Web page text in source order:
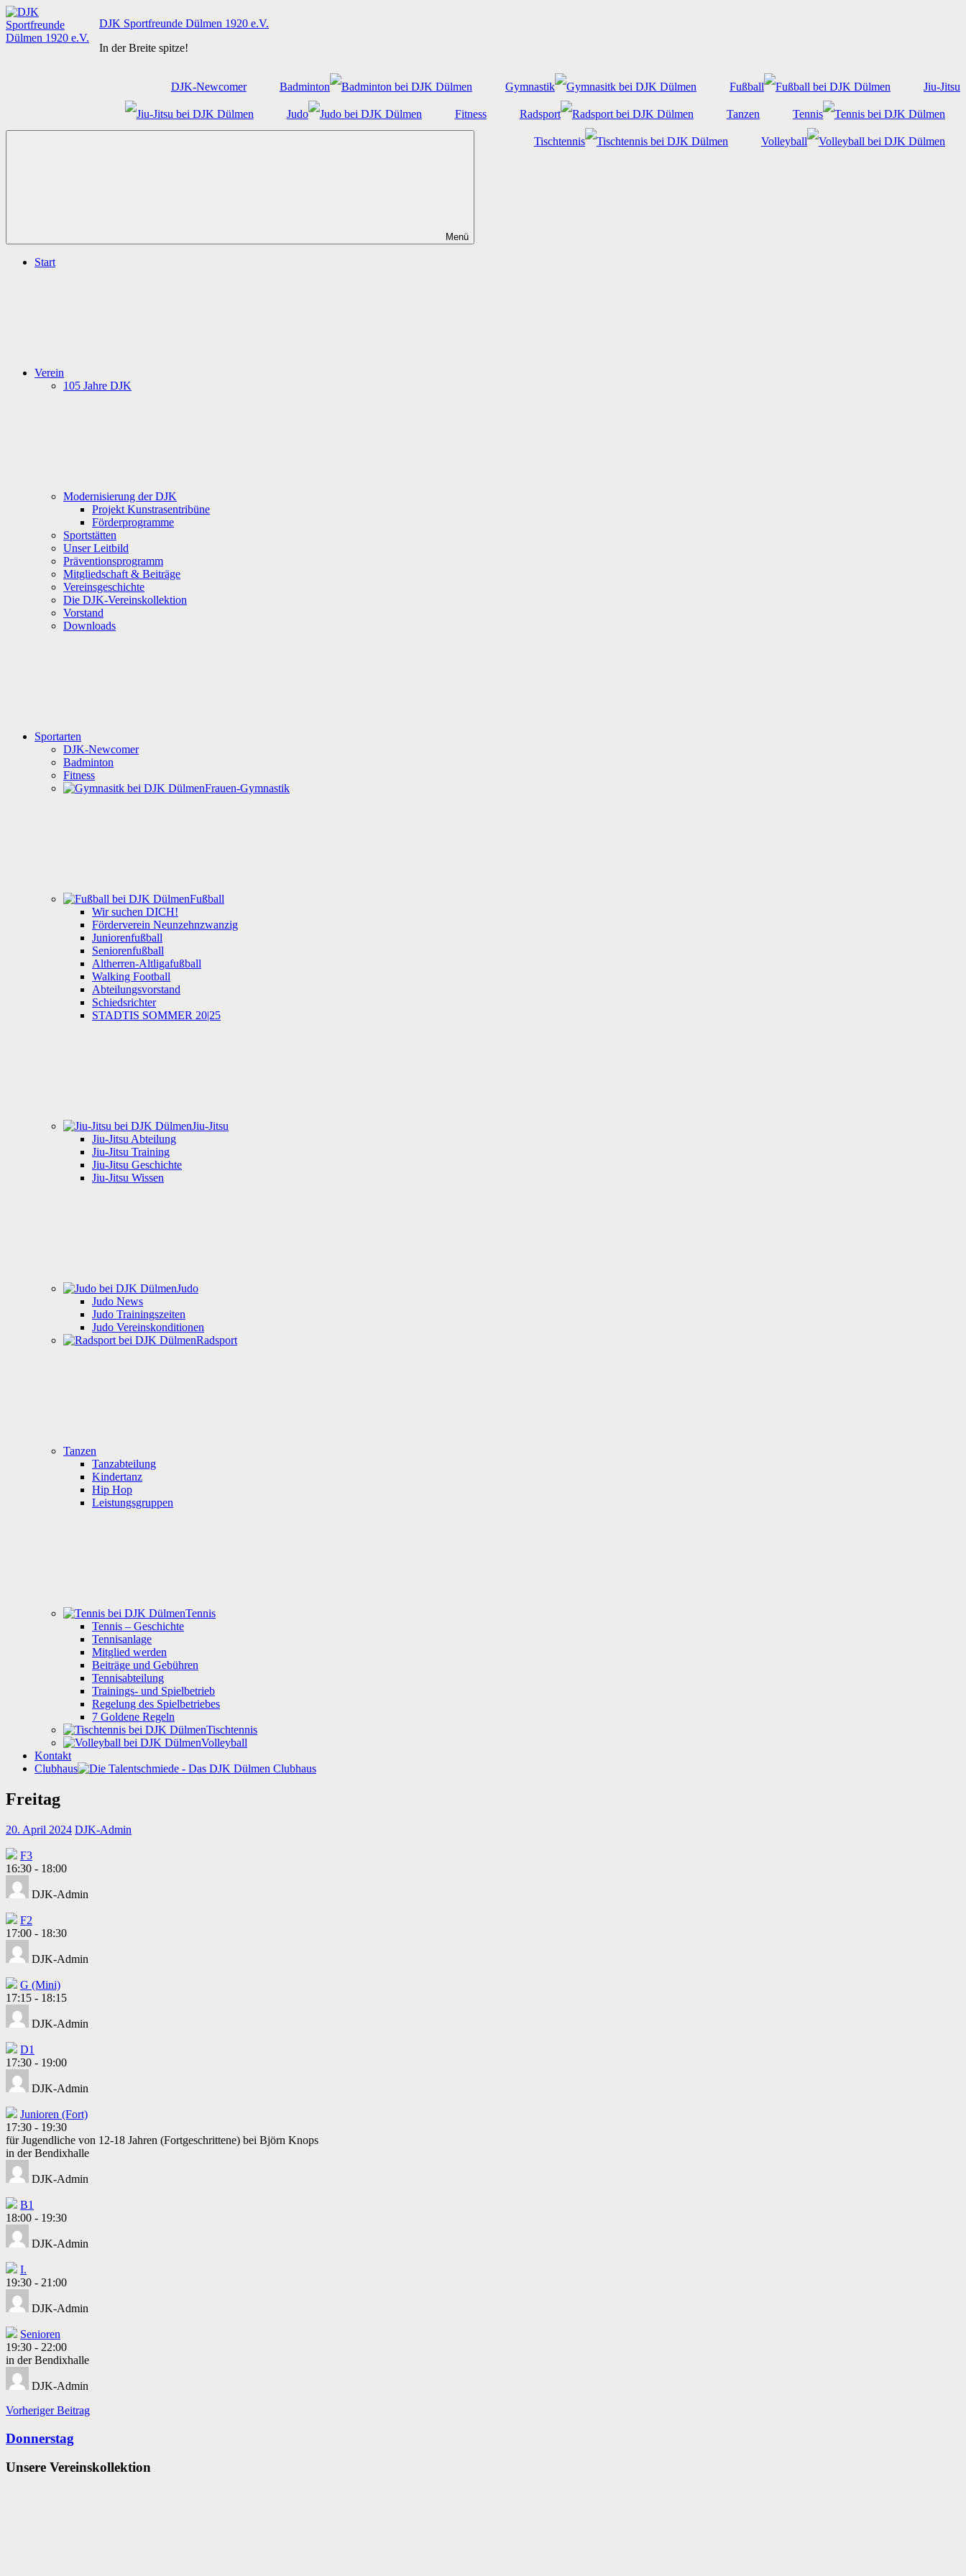
Zum
Inhalt
springen
DJK Sportfreunde Dülmen 1920 e.V.
In der Breite spitze!
DJK-Newcomer Badminton Gymnastik Fußball Jiu-Jitsu
Judo Fitness Radsport Tanzen Tennis
Tischtennis Volleyball
Menü
Start
Verein
105 Jahre DJK
Modernisierung der DJK
Projekt Kunstrasentribüne
Förderprogramme
Sportstätten
Unser Leitbild
Präventionsprogramm
Mitgliedschaft & Beiträge
Vereinsgeschichte
Die DJK-Vereinskollektion
Vorstand
Downloads
Sportarten
DJK-Newcomer
Badminton
Fitness
Frauen-Gymnastik
Fußball
Wir suchen DICH!
Förderverein Neunzehnzwanzig
Juniorenfußball
Seniorenfußball
Altherren-Altligafußball
Walking Football
Abteilungsvorstand
Schiedsrichter
STADTIS SOMMER 20|25
Jiu-Jitsu
Jiu-Jitsu Abteilung
Jiu-Jitsu Training
Jiu-Jitsu Geschichte
Jiu-Jitsu Wissen
Judo
Judo News
Judo Trainingszeiten
Judo Vereinskonditionen
Radsport
Tanzen
Tanzabteilung
Kindertanz
Hip Hop
Leistungsgruppen
Tennis
Tennis – Geschichte
Tennisanlage
Mitglied werden
Beiträge und Gebühren
Tennisabteilung
Trainings- und Spielbetrieb
Regelung des Spielbetriebes
7 Goldene Regeln
Tischtennis
Volleyball
Kontakt
Clubhaus
Freitag
20. April 2024 DJK-Admin
F3
16:30 - 18:00
DJK-Admin
F2
17:00 - 18:30
DJK-Admin
G (Mini)
17:15 - 18:15
DJK-Admin
D1
17:30 - 19:00
DJK-Admin
Junioren (Fort)
17:30 - 19:30
für Jugendliche von 12-18 Jahren (Fortgeschrittene) bei Björn Knops
in der Bendixhalle
DJK-Admin
B1
18:00 - 19:30
DJK-Admin
I.
19:30 - 21:00
DJK-Admin
Senioren
19:30 - 22:00
in der Bendixhalle
DJK-Admin
Beitragsnavigation
Vorheriger Beitrag
Donnerstag
Unsere Vereinskollektion